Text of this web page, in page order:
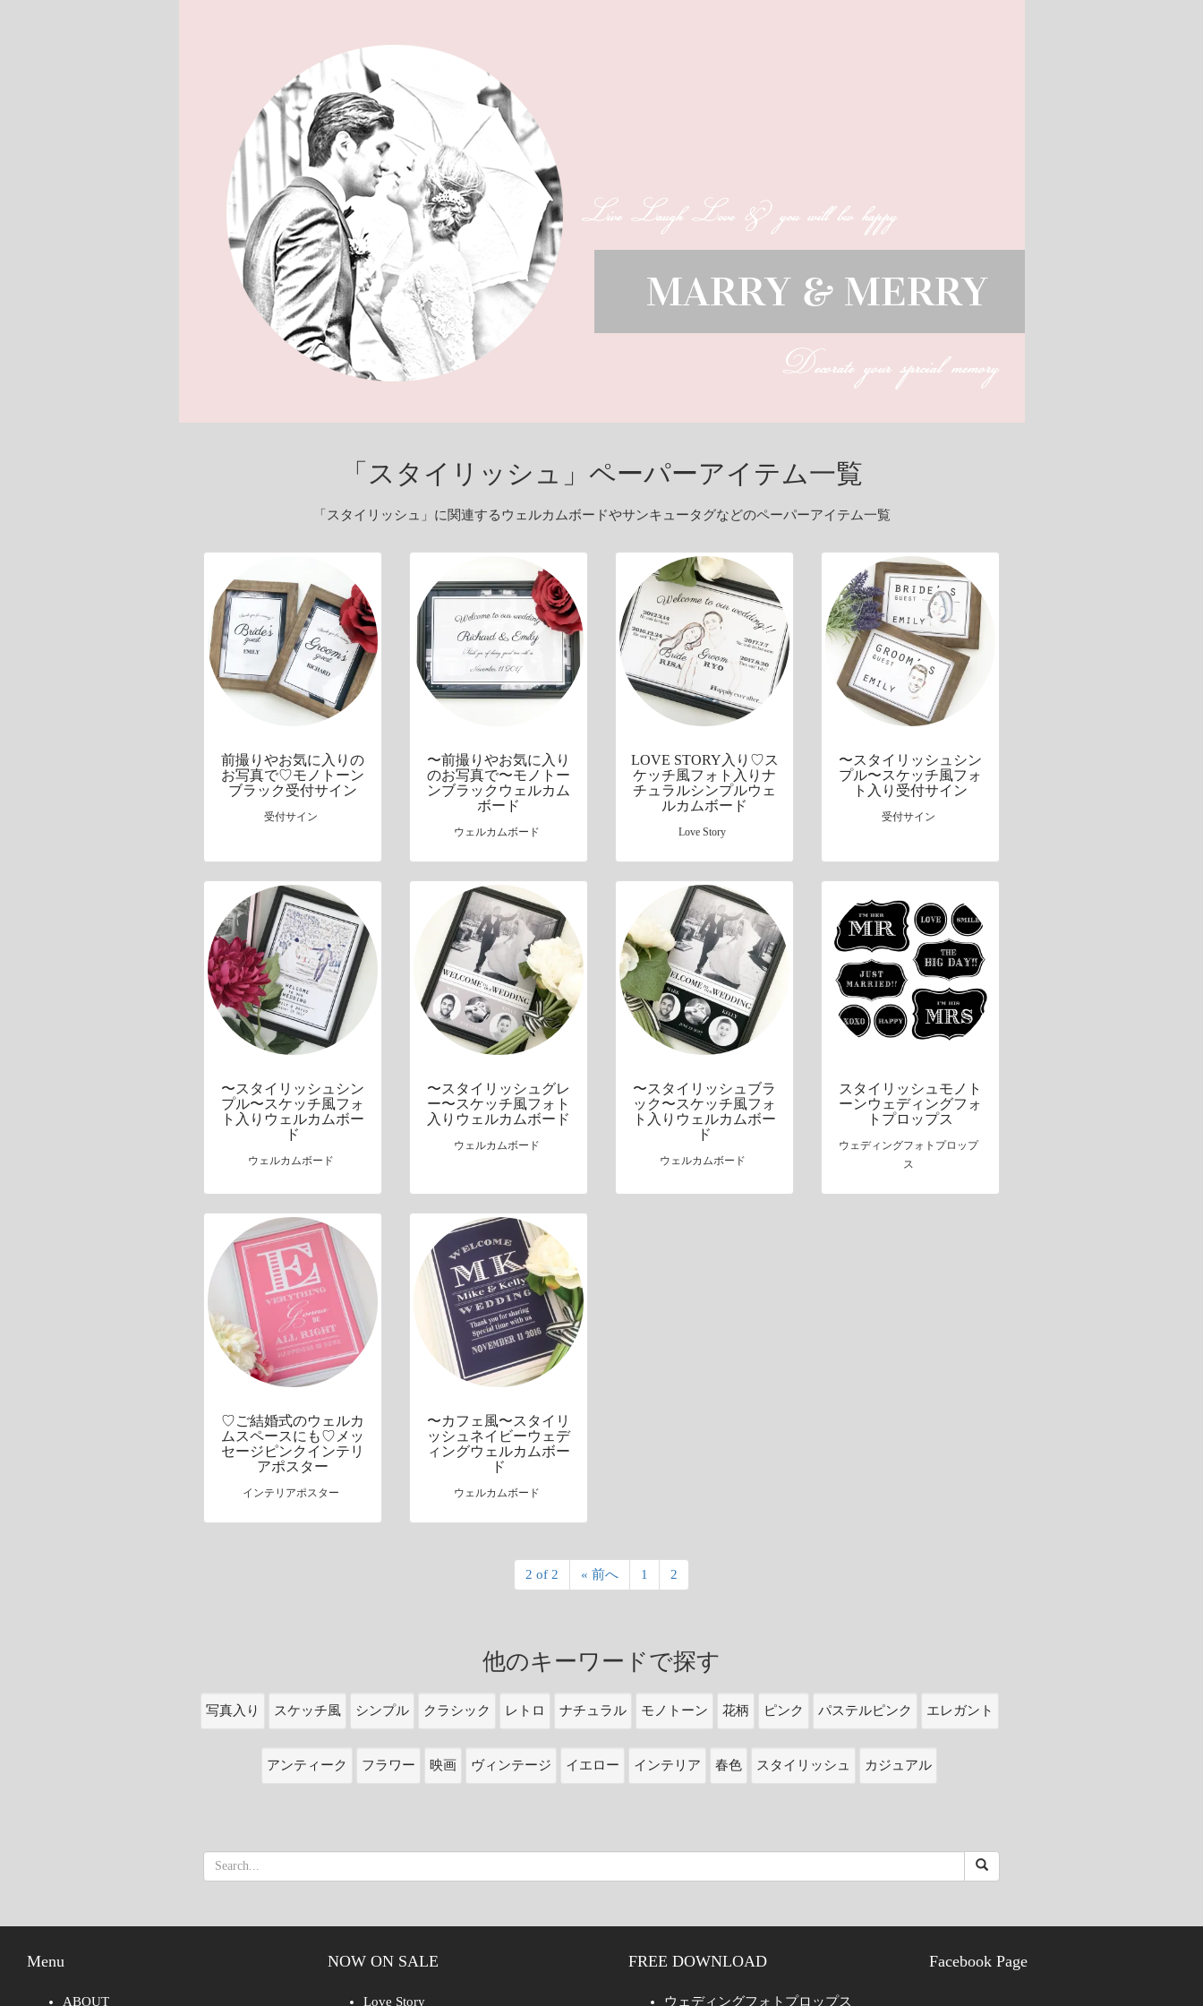
「スタイリッシュ」ペーパーアイテム一覧
「スタイリッシュ」に関連するウェルカムボードやサンキュータグなどのペーパーアイテム一覧
前撮りやお気に入りの
お写真で♡モノトーン
ブラック受付サイン
受付サイン
〜前撮りやお気に入り
のお写真で〜モノトー
ンブラックウェルカム
ボード
ウェルカムボード
LOVE STORY入り♡ス
ケッチ風フォト入りナ
チュラルシンプルウェ
ルカムボード
Love Story
〜スタイリッシュシン
プル〜スケッチ風フォ
ト入り受付サイン
受付サイン
〜スタイリッシュシン
プル〜スケッチ風フォ
ト入りウェルカムボー
ド
ウェルカムボード
〜スタイリッシュグレ
ー〜スケッチ風フォト
入りウェルカムボード
ウェルカムボード
〜スタイリッシュブラ
ック〜スケッチ風フォ
ト入りウェルカムボー
ド
ウェルカムボード
スタイリッシュモノト
ーンウェディングフォ
トプロップス
ウェディングフォトプロップ
ス
♡ご結婚式のウェルカ
ムスペースにも♡メッ
セージピンクインテリ
アポスター
インテリアポスター
〜カフェ風〜スタイリ
ッシュネイビーウェデ
ィングウェルカムボー
ド
ウェルカムボード
2 of 2 « 前へ 1 2
他のキーワードで探す
写真入り スケッチ風 シンプル クラシック レトロ ナチュラル モノトーン 花柄 ピンク パステルピンク エレガント
アンティーク フラワー 映画 ヴィンテージ イエロー インテリア 春色 スタイリッシュ カジュアル
Menu
ABOUT
NOW ON SALE
Love Story
FREE DOWNLOAD
ウェディングフォトプロップス
Facebook Page